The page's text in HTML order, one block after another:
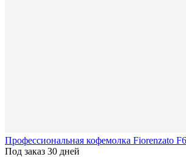
Профессиональная кофемолка Fiorenzato
Под заказ 30 дней